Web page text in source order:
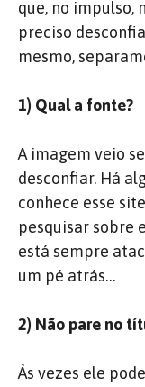
que, no impulso,
preciso
mesmo,
1) Qual a fonte?
A imagem veio
desconfiar. Há
conhece esse
pesquisar sobre
está sempre
um pé atrás…
2) Não pare no
Às vezes ele